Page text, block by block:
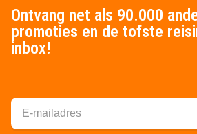
Ontvang net als 90.000
promoties en de tofste
inbox!